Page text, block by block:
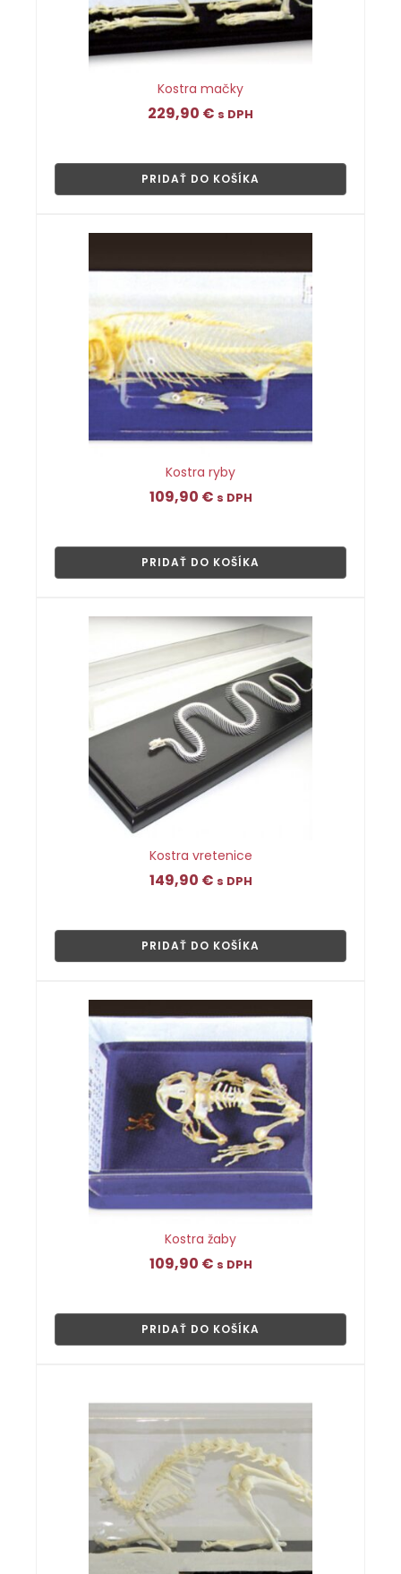
Kostra mačky
229,90 € s DPH
PRIDAŤ DO KOŠÍKA
Kostra ryby
109,90 € s DPH
PRIDAŤ DO KOŠÍKA
Kostra vretenice
149,90 € s DPH
PRIDAŤ DO KOŠÍKA
Kostra žaby
109,90 € s DPH
PRIDAŤ DO KOŠÍKA